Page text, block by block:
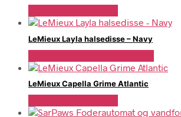
LeMieux Layla halsedisse – Navy
LeMieux Capella Grime Atlantic